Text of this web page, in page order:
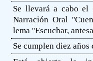
Se llevará a cabo el
Narración Oral
lema ''Escuchar,
Se cumplen diez años